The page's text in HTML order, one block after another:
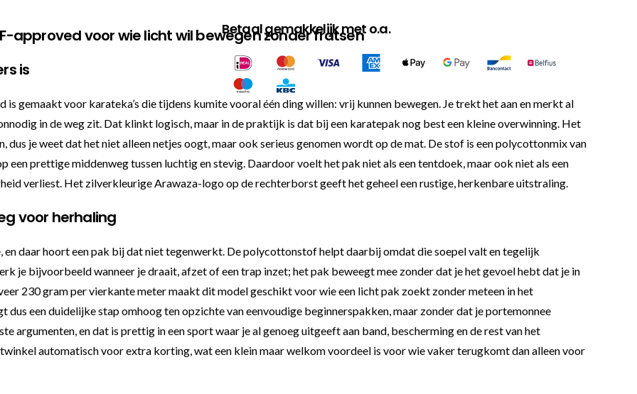
Betaal gemakkelijk met o.a.
approved voor wie licht wil bewegen zonder fratsen
is
gemaakt voor karateka’s die tijdens kumite vooral één ding willen: vrij kunnen bewegen. Je trekt het aan en merkt al
in de weg zit. Dat klinkt logisch, maar in de praktijk is dat bij een karatepak nog best een kleine overwinning. Het
dus je weet dat het niet alleen netjes oogt, maar ook serieus genomen wordt op de mat. De stof is een polycottonmix van
prettige middenweg tussen luchtig en stevig. Daardoor voelt het pak niet als een tentdoek, maar ook niet als een
verliest. Het zilverkleurige Arawaza-logo op de rechterborst geeft het geheel een rustige, herkenbare uitstraling.
voor herhaling
daar hoort een pak bij dat niet tegenwerkt. De polycottonstof helpt daarbij omdat die soepel valt en tegelijk
je bijvoorbeeld wanneer je draait, afzet of een trap inzet; het pak beweegt mee zonder dat je het gevoel hebt dat je in
230 gram per vierkante meter maakt dit model geschikt voor wie een licht pak zoekt zonder meteen in het
dus een duidelijke stap omhoog ten opzichte van eenvoudige beginnerspakken, maar zonder dat je portemonnee
argumenten, en dat is prettig in een sport waar je al genoeg uitgeeft aan band, bescherming en de rest van het
automatisch voor extra korting, wat een klein maar welkom voordeel is voor wie vaker terugkomt dan alleen voor